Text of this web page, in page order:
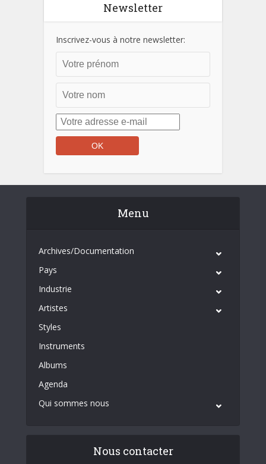
Newsletter
Inscrivez-vous à notre newsletter:
Menu
Archives/Documentation
Pays
Industrie
Artistes
Styles
Instruments
Albums
Agenda
Qui sommes nous
Nous contacter